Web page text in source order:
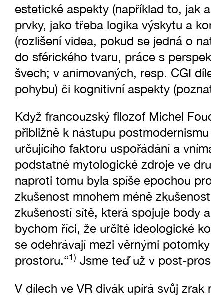
estetické aspekty (například to, jak
prvky, jako třeba logika výskytu a
(rozlišení videa, pokud se jedná o
do sférického tvaru, práce s
švech; v animovaných, resp. CGI
pohybu) či kognitivní aspekty
Když francouzský filozof Michel
přibližně k nástupu
určujícího faktoru uspořádání a
podstatné mytologické zdroje ve
naproti tomu byla spíše epochou
zkušenost mnohem méně
zkušeností sítě, která spojuje body
bychom říci, že určité ideologické
se odehrávají mezi věrnými
prostoru.“1)Jsme teď už v post-
V dílech ve VR divák upírá svůj